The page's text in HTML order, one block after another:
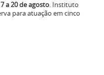
7 a 20 de agosto. Instituto
para atuação em cinco